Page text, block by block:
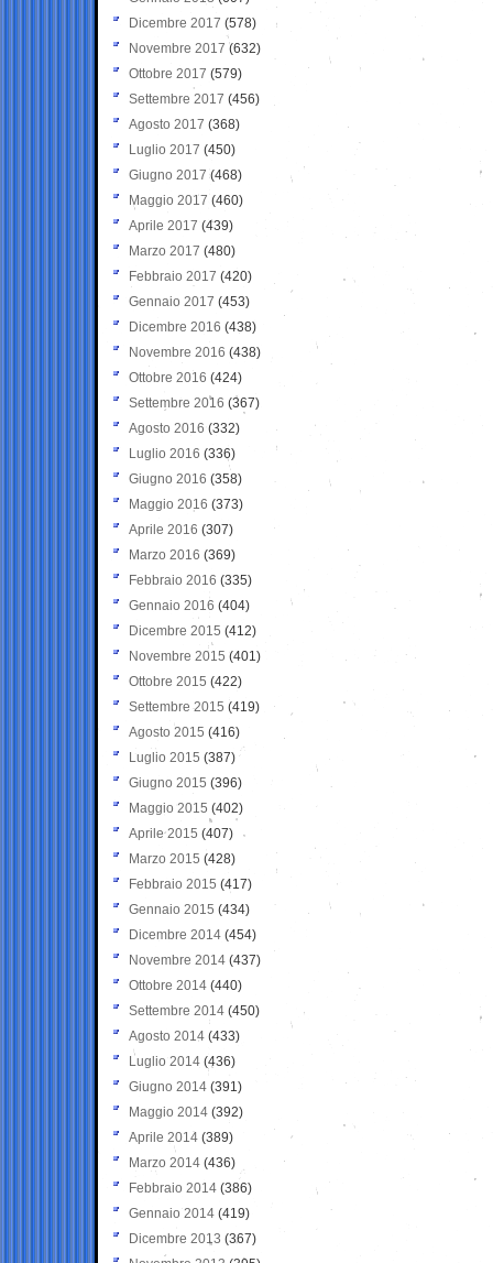
Dicembre 2017 (578)
Novembre 2017 (632)
Ottobre 2017 (579)
Settembre 2017 (456)
Agosto 2017 (368)
Luglio 2017 (450)
Giugno 2017 (468)
Maggio 2017 (460)
Aprile 2017 (439)
Marzo 2017 (480)
Febbraio 2017 (420)
Gennaio 2017 (453)
Dicembre 2016 (438)
Novembre 2016 (438)
Ottobre 2016 (424)
Settembre 2016 (367)
Agosto 2016 (332)
Luglio 2016 (336)
Giugno 2016 (358)
Maggio 2016 (373)
Aprile 2016 (307)
Marzo 2016 (369)
Febbraio 2016 (335)
Gennaio 2016 (404)
Dicembre 2015 (412)
Novembre 2015 (401)
Ottobre 2015 (422)
Settembre 2015 (419)
Agosto 2015 (416)
Luglio 2015 (387)
Giugno 2015 (396)
Maggio 2015 (402)
Aprile 2015 (407)
Marzo 2015 (428)
Febbraio 2015 (417)
Gennaio 2015 (434)
Dicembre 2014 (454)
Novembre 2014 (437)
Ottobre 2014 (440)
Settembre 2014 (450)
Agosto 2014 (433)
Luglio 2014 (436)
Giugno 2014 (391)
Maggio 2014 (392)
Aprile 2014 (389)
Marzo 2014 (436)
Febbraio 2014 (386)
Gennaio 2014 (419)
Dicembre 2013 (367)